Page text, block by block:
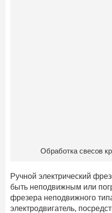
Обработка свесов
Ручной электрический
быть неподвижным или
фрезера неподвижного
электродвигатель,